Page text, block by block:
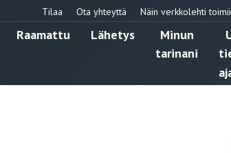
Tilaa Ota yhteyttä Näin verkkolehti toimii
Raamattu Lähetys
Minun
tarinani